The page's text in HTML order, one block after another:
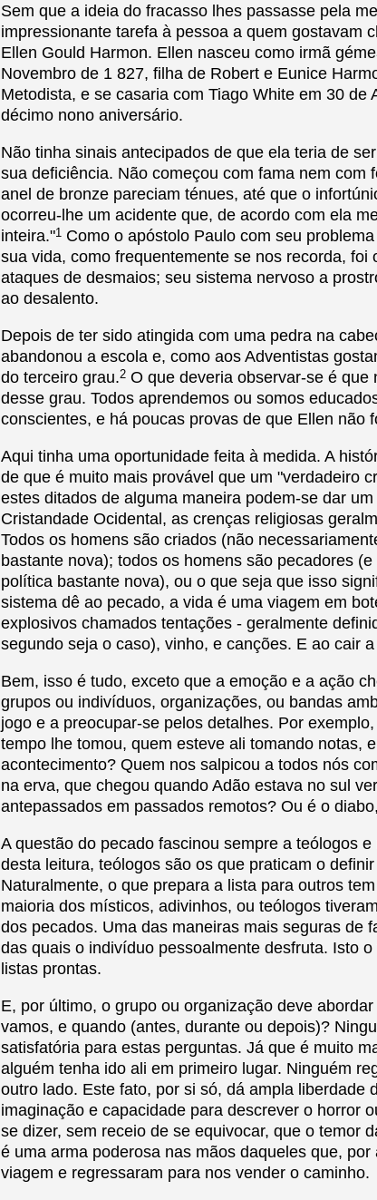
Sem que a ideia do fracasso lhes passasse pela
impressionante tarefa à pessoa a quem gostavam
Ellen Gould Harmon. Ellen nasceu como irmã
Novembro de 1 827, filha de Robert e Eunice
Metodista, e se casaria com Tiago White em 30
décimo nono aniversário.
Não tinha sinais antecipados de que ela teria de
sua deficiência. Não começou com fama nem com
anel de bronze pareciam ténues, até que o
ocorreu-lhe um acidente que, de acordo com ela
inteira."1
Como o apóstolo Paulo com seu
sua vida, como frequentemente se nos recorda,
ataques de desmaios; seu sistema nervoso a
ao desalento.
Depois de ter sido atingida com uma pedra na
abandonou a escola e, como aos Adventistas
do terceiro grau.2 O que deveria observar-se é que
desse grau. Todos aprendemos ou somos
conscientes, e há poucas provas de que Ellen não
Aqui tinha uma oportunidade feita à medida. A
de que é muito mais provável que um "verdadeiro
estes ditados de alguma maneira podem-se dar
Cristandade Ocidental, as crenças religiosas
Todos os homens são criados (não
bastante nova); todos os homens são pecadores
política bastante nova), ou o que seja que isso
sistema dê ao pecado, a vida é uma viagem em
explosivos chamados tentações - geralmente
segundo seja o caso), vinho, e canções. E ao cair
Bem, isso é tudo, exceto que a emoção e a ação
grupos ou indivíduos, organizações, ou bandas
jogo e a preocupar-se pelos detalhes. Por
tempo lhe tomou, quem esteve ali tomando notas,
acontecimento? Quem nos salpicou a todos nós
na erva, que chegou quando Adão estava no sul
antepassados em passados remotos? Ou é o
A questão do pecado fascinou sempre a teólogos
desta leitura, teólogos são os que praticam o
Naturalmente, o que prepara a lista para outros
maioria dos místicos, adivinhos, ou teólogos
dos pecados. Uma das maneiras mais seguras de
das quais o indivíduo pessoalmente desfruta. Isto
listas prontas.
E, por último, o grupo ou organização deve
vamos, e quando (antes, durante ou depois)?
satisfatória para estas perguntas. Já que é muito
alguém tenha ido ali em primeiro lugar. Ninguém
outro lado. Este fato, por si só, dá ampla liberdade
imaginação e capacidade para descrever o horror
se dizer, sem receio de se equivocar, que o temor
é uma arma poderosa nas mãos daqueles que,
viagem e regressaram para nos vender o caminho.